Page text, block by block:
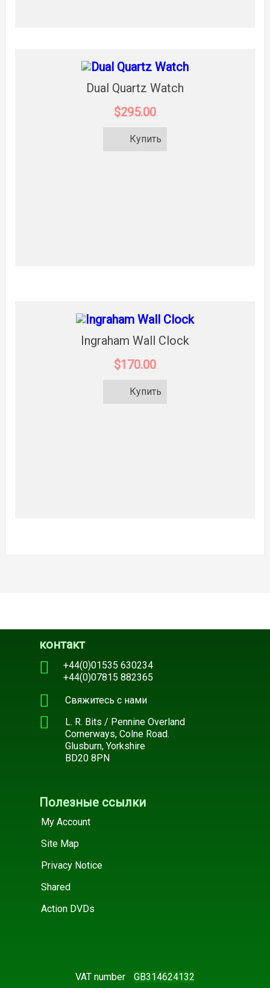
Dual Quartz Watch
$295.00
Купить
Ingraham Wall Clock
$170.00
Купить
контакт
+44(0)01535 630234
+44(0)07815 882365
Свяжитесь с нами
L. R. Bits / Pennine Overland
Cornerways, Colne Road.
Glusburn, Yorkshire
BD20 8PN
Полезные ссылки
My Account
Site Map
Privacy Notice
Shared
Action DVDs
VAT number GB314624132